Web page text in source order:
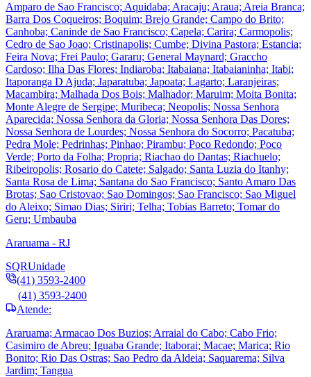
Amparo de Sao Francisco; Aquidaba; Aracaju; Araua; Areia Branca;
Barra Dos Coqueiros; Boquim; Brejo Grande; Campo do Brito;
Canhoba; Caninde de Sao Francisco; Capela; Carira; Carmopolis;
Cedro de Sao Joao; Cristinapolis; Cumbe; Divina Pastora; Estancia;
Feira Nova; Frei Paulo; Gararu; General Maynard; Graccho
Cardoso; Ilha Das Flores; Indiaroba; Itabaiana; Itabaianinha; Itabi;
Itaporanga D Ajuda; Japaratuba; Japoata; Lagarto; Laranjeiras;
Macambira; Malhada Dos Bois; Malhador; Maruim; Moita Bonita;
Monte Alegre de Sergipe; Muribeca; Neopolis; Nossa Senhora
Aparecida; Nossa Senhora da Gloria; Nossa Senhora Das Dores;
Nossa Senhora de Lourdes; Nossa Senhora do Socorro; Pacatuba;
Pedra Mole; Pedrinhas; Pinhao; Pirambu; Poco Redondo; Poco
Verde; Porto da Folha; Propria; Riachao do Dantas; Riachuelo;
Ribeiropolis; Rosario do Catete; Salgado; Santa Luzia do Itanhy;
Santa Rosa de Lima; Santana do Sao Francisco; Santo Amaro Das
Brotas; Sao Cristovao; Sao Domingos; Sao Francisco; Sao Miguel
do Aleixo; Simao Dias; Siriri; Telha; Tobias Barreto; Tomar do
Geru; Umbauba
Araruama - RJ
SQRUnidade
(41) 3593-2400
(41) 3593-2400
Atende:
Araruama; Armacao Dos Buzios; Arraial do Cabo; Cabo Frio;
Casimiro de Abreu; Iguaba Grande; Itaborai; Macae; Marica; Rio
Bonito; Rio Das Ostras; Sao Pedro da Aldeia; Saquarema; Silva
Jardim; Tangua